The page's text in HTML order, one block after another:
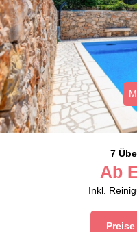
7
Ab
Inkl.